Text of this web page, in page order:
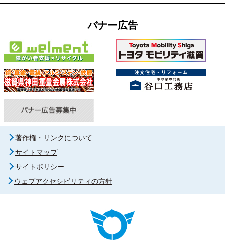
バナー広告
著作権・リンクについて
サイトマップ
サイトポリシー
ウェブアクセシビリティの方針